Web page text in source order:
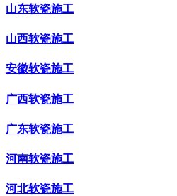
山东软瓷施工
山西软瓷施工
安徽软瓷施工
广西软瓷施工
广东软瓷施工
河南软瓷施工
河北软瓷施工